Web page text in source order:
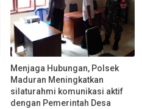
Menjaga Hubungan, Polsek
Maduran Meningkatkan
silaturahmi komunikasi aktif
dengan Pemerintah Desa